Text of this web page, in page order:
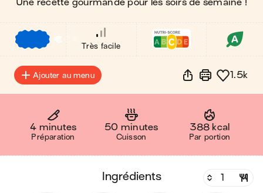
Une recette gourmande pour les soirs de semaine !
€
Très facile
Ajouter au menu 1.5k
4 minutes
Préparation
50 minutes
Cuisson
388 kcal
Par portion
ingrédients